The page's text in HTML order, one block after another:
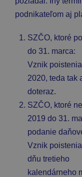
podnikateľom aj
SZČO, ktoré
do 31. marca:
Vznik
2020, teda tak
doteraz.
SZČO, ktoré
2019 do 31.
podanie
Vznik
dňu tretieho
kalendárneho